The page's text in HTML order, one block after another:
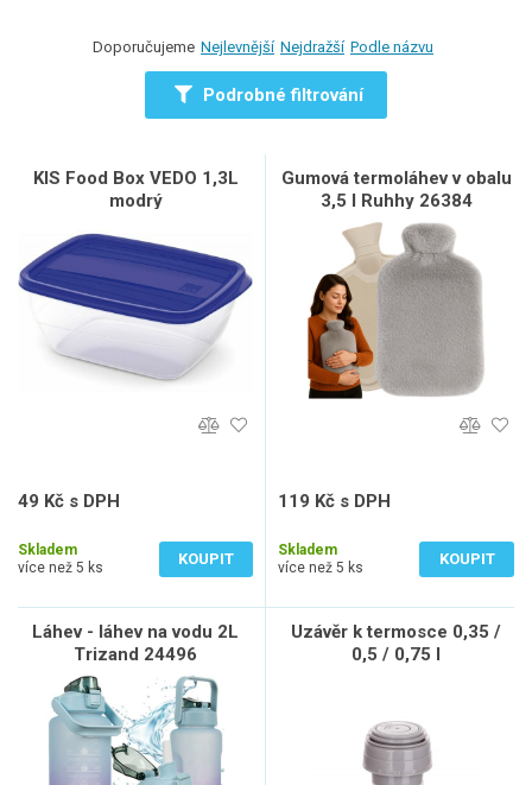
Doporučujeme Nejlevnější Nejdražší Podle názvu
Podrobné filtrování
KIS Food Box VEDO 1,3L
modrý
49 Kč s DPH
Skladem
více než 5 ks
KOUPIT
Gumová termoláhev v obalu
3,5 l Ruhhy 26384
119 Kč s DPH
Skladem
více než 5 ks
KOUPIT
Láhev - láhev na vodu 2L
Trizand 24496
Uzávěr k termosce 0,35 /
0,5 / 0,75 l